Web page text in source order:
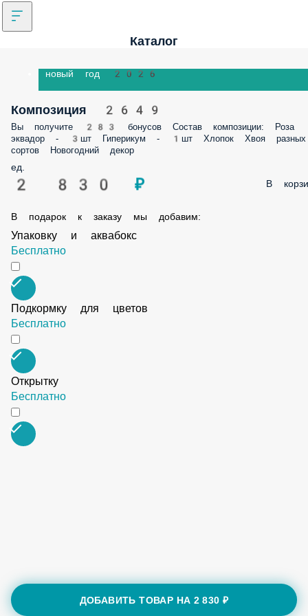
Каталог
новый год 2026
Композиция 2649
Вы получите 283 бонусов Состав композиции: Роза
эквадор - 3шт Гиперикум - 1шт Хлопок Хвоя разных
сортов Новогодний декор
ед.
2 830 ₽ В
В подарок к заказу мы добавим:
Упаковку и аквабокс
Бесплатно
Подкормку для цветов
Бесплатно
Открытку
Бесплатно
ДОБАВИТЬ ТОВАР НА 2 830 ₽